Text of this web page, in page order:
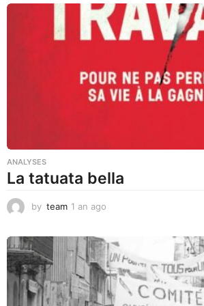
s
a
ANALYSES
La tatuata bella
by team 1 an ago
a
g
o